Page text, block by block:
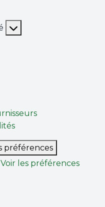
préférences
Voir les préférences